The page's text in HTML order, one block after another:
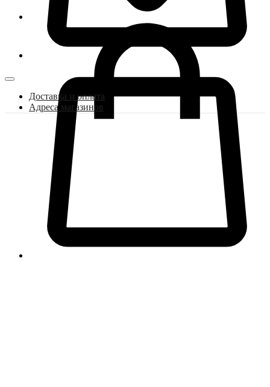
Доставка и оплата
Адреса магазинов